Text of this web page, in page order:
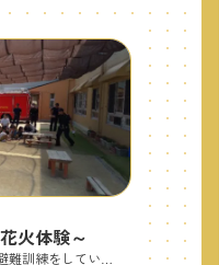
火体験～